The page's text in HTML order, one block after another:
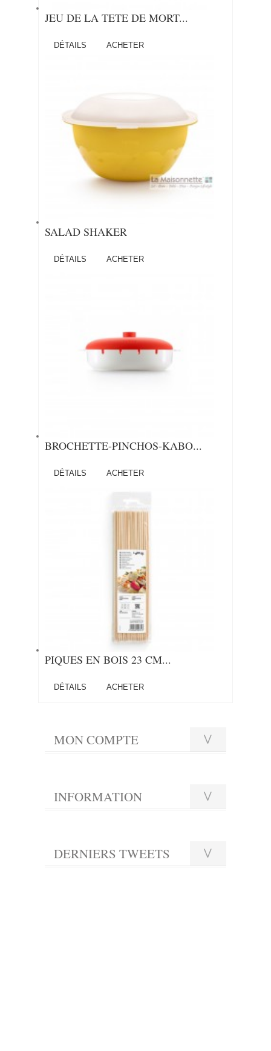
JEU DE LA TETE DE MORT...
DÉTAILS ACHETER
SALAD SHAKER
DÉTAILS ACHETER
BROCHETTE-PINCHOS-KABO...
DÉTAILS ACHETER
PIQUES EN BOIS 23 CM...
DÉTAILS ACHETER
MON COMPTE
INFORMATION
DERNIERS TWEETS